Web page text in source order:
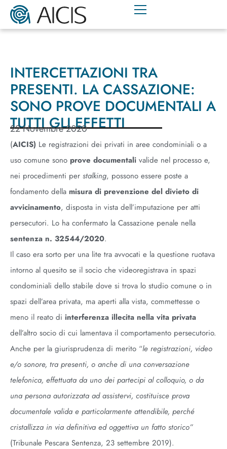
INTERCETTAZIONI TRA
PRESENTI. LA CASSAZIONE:
SONO PROVE DOCUMENTALI A
TUTTI GLI EFFETTI
22 Novembre 2020
(AICIS) Le registrazioni dei privati in aree condominiali o a
uso comune sono prove documentali valide nel processo e,
nei procedimenti per stalking, possono essere poste a
fondamento della misura di prevenzione del divieto di
avvicinamento, disposta in vista dell’imputazione per atti
persecutori. Lo ha confermato la Cassazione penale nella
sentenza n. 32544/2020.
Il caso era sorto per una lite tra avvocati e la questione ruotava
intorno al quesito se il socio che videoregistrava in spazi
condominiali dello stabile dove si trova lo studio comune o in
spazi dell’area privata, ma aperti alla vista, commettesse o
meno il reato di interferenza illecita nella vita privata
dell’altro socio di cui lamentava il comportamento persecutorio.
Anche per la giurisprudenza di merito “le registrazioni, video
e/o sonore, tra presenti, o anche di una conversazione
telefonica, effettuata da uno dei partecipi al colloquio, o da
una persona autorizzata ad assistervi, costituisce prova
documentale valida e particolarmente attendibile, perché
cristallizza in via definitiva ed oggettiva un fatto storico”
(Tribunale Pescara Sentenza, 23 settembre 2019).